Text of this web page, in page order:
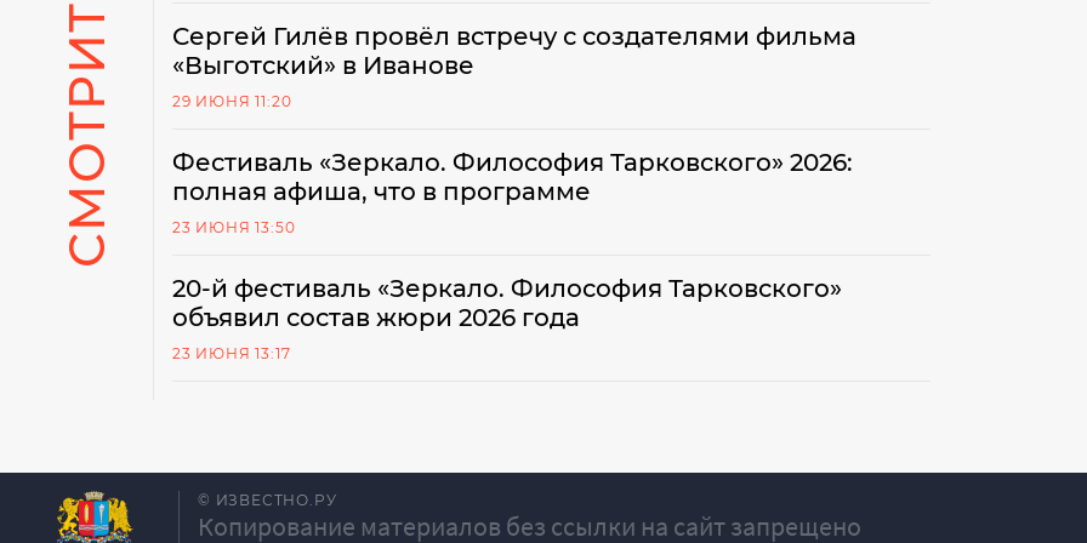
Сергей Гилёв провёл встречу с создателями фильма
«Выготский» в Иванове
29 ИЮНЯ 11:20
Фестиваль «Зеркало. Философия Тарковского» 2026:
полная афиша, что в программе
23 ИЮНЯ 13:50
20-й фестиваль «Зеркало. Философия Тарковского»
объявил состав жюри 2026 года
23 ИЮНЯ 13:17
© ИЗВЕСТНО.РУ
Копирование материалов без ссылки на сайт запрещено